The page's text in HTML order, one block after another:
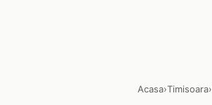
Acasa›Timisoara›